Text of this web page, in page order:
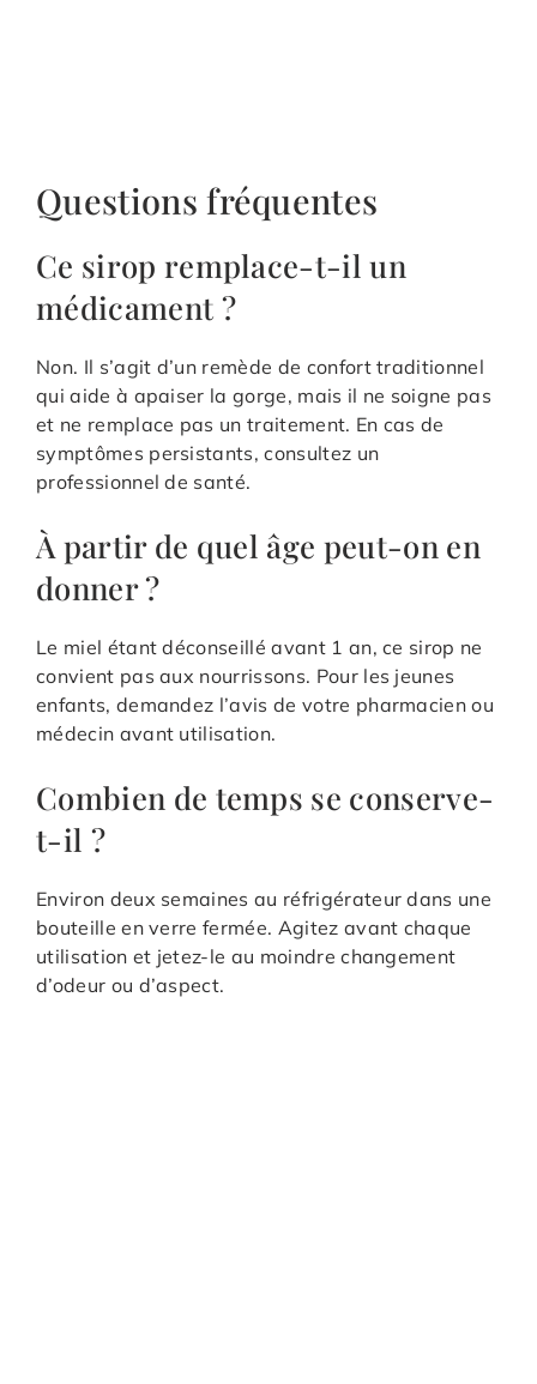
Questions fréquentes
Ce sirop remplace-t-il un
médicament ?
Non. Il s’agit d’un remède de confort traditionnel
qui aide à apaiser la gorge, mais il ne soigne pas
et ne remplace pas un traitement. En cas de
symptômes persistants, consultez un
professionnel de santé.
À partir de quel âge peut-on en
donner ?
Le miel étant déconseillé avant 1 an, ce sirop ne
convient pas aux nourrissons. Pour les jeunes
enfants, demandez l’avis de votre pharmacien ou
médecin avant utilisation.
Combien de temps se conserve-
t-il ?
Environ deux semaines au réfrigérateur dans une
bouteille en verre fermée. Agitez avant chaque
utilisation et jetez-le au moindre changement
d’odeur ou d’aspect.